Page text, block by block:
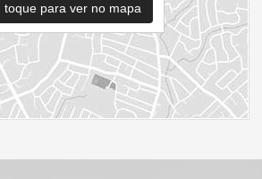
toque para ver no mapa